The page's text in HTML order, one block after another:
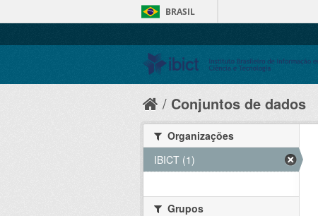
BRASIL
Conjuntos de dados
Organizações
IBICT (1)
Grupos